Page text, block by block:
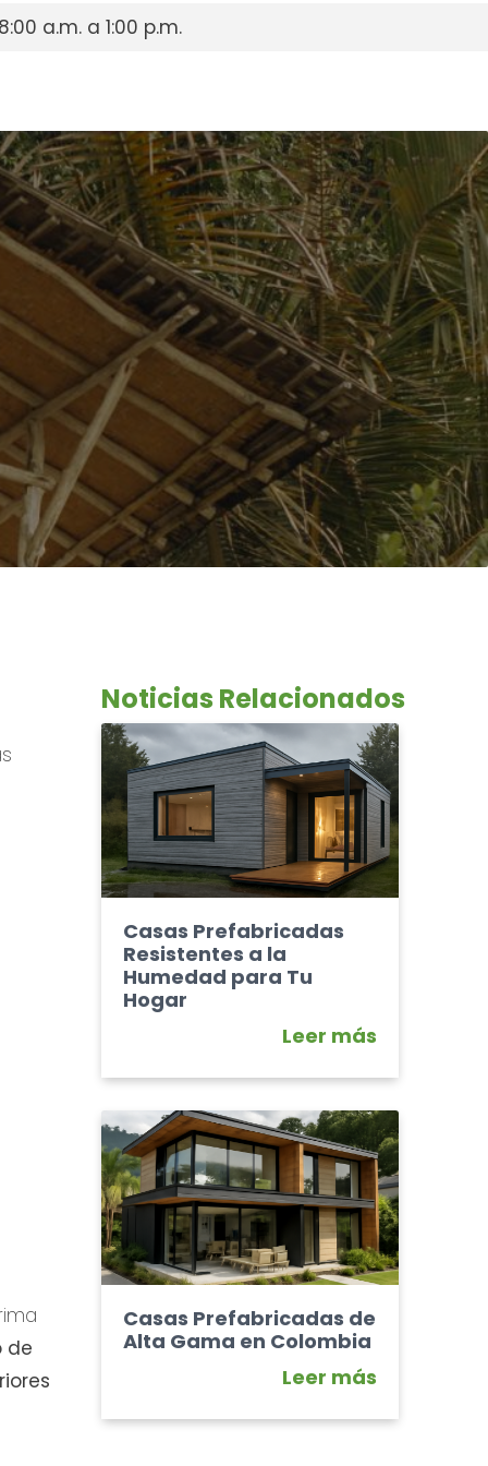
a.m. a 1:00 p.m.
de
Noticias Relacionados
Casas Prefabricadas
Resistentes a la
Humedad para Tu
Hogar
Leer más
Casas Prefabricadas de
Alta Gama en Colombia
Leer más